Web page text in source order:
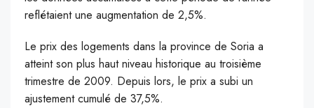
reflétaient une augmentation de 2,5%.
Le prix des logements dans la province de Soria a
atteint son plus haut niveau historique au troisième
trimestre de 2009. Depuis lors, le prix a subi un
ajustement cumulé de 37,5%.